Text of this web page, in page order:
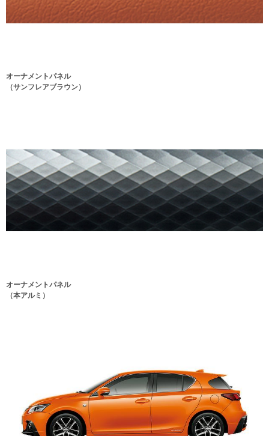
オーナメントパネル
（サンフレアブラウン）
オーナメントパネル
（本アルミ）